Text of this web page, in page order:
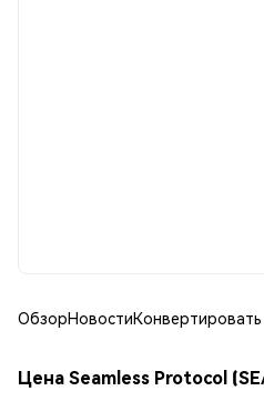
ОбзорНовостиКонвертировать
Цена Seamless Protocol